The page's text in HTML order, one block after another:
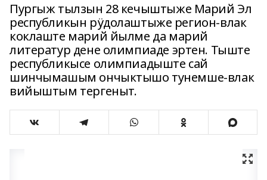
Пургыж тылзын 28 кечыштыже Марий Эл
республикын рӱдолаштыже регион-влак
коклаште марий йылме да марий
литератур дене олимпиаде эртен. Тыште
республикысе олимпиадыште сай
шинчымашым ончыктышо тунемше-влак
вийыштым тергеныт.